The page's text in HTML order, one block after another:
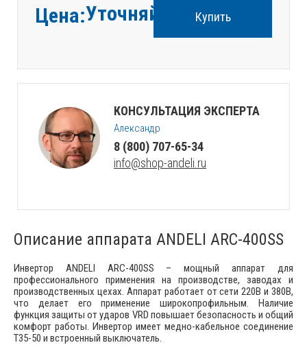
Цена:Уточняйте Купить
КОНСУЛЬТАЦИЯ ЭКСПЕРТА
Александр
8 (800) 707-65-34
info@shop-andeli.ru
Описание аппарата ANDELI ARC-400SS
Инвертор ANDELI ARC-400SS – мощный аппарат для
профессионального применения на производстве, заводах и
производственных цехах. Аппарат работает от сети 220В и 380В,
что делает его применение широкопрофильным. Наличие
функция защиты от ударов VRD повышает безопасность и общий
комфорт работы. Инвертор имеет медно-кабельное соединение
T35-50 и встроенный выключатель.